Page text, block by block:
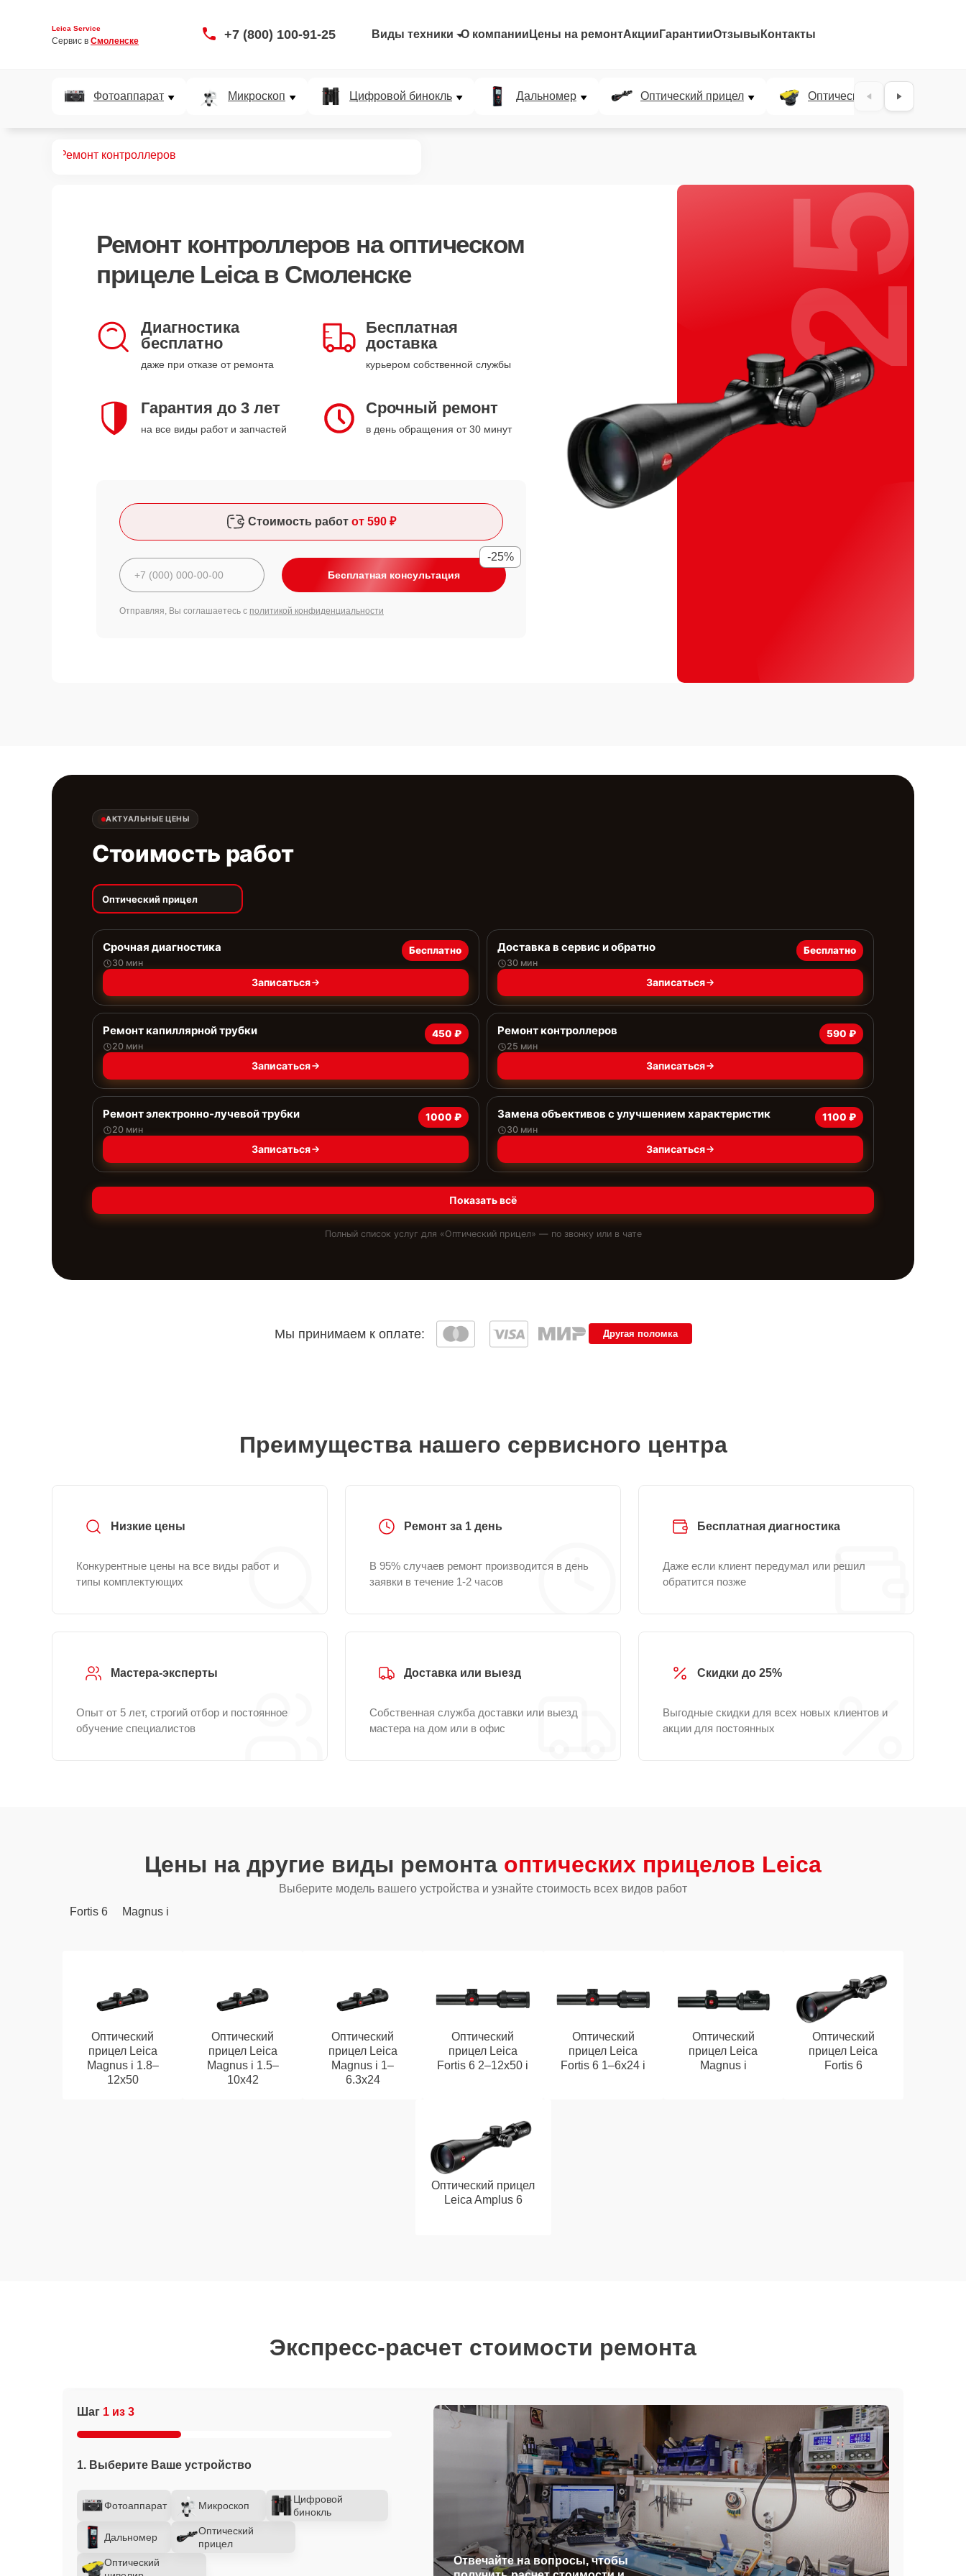
Leica Service
Сервис в Смоленске +7 (800) 100-91-25 Виды техники О компании Цены на ремонтАкции ГарантииОтзывы Контакты
Фотоаппарат Микроскоп Цифровой бинокль Дальномер Оптический прицел Оптический нивелир
Ремонт контроллеров
Ремонт контроллеровна оптическом
прицеле Leica в Смоленске
Диагностика
бесплатно
даже при отказе от ремонта
Бесплатная
доставка
курьером собственной службы
Гарантия до 3 лет
на все виды работ и запчастей
Срочный ремонт
в день обращения от 30 минут
Стоимость работ от 590 ₽
Бесплатная консультация
-25%
Отправляя, Вы соглашаетесь с политикой конфиденциальности
25%
АКТУАЛЬНЫЕ ЦЕНЫ
Стоимость работ
Оптический прицел
Срочная диагностика
30 мин
Бесплатно
Записаться
Доставка в сервис и обратно
30 мин
Бесплатно
Записаться
Ремонт капиллярной трубки
20 мин
450 ₽
Записаться
Ремонт контроллеров
25 мин
590 ₽
Записаться
Ремонт электронно-лучевой трубки
20 мин
1000 ₽
Записаться
Замена объективов с улучшением характеристик
30 мин
1100 ₽
Записаться
Показать всё
Полный список услуг для «Оптический прицел» — по звонку или в чате
Мы принимаем к оплате: Другая поломка
Преимущества нашего сервисного центра
Низкие цены
Конкурентные цены на все виды работ и
типы комплектующих
Ремонт за 1 день
В 95% случаев ремонт производится в день
заявки в течение 1-2 часов
Бесплатная диагностика
Даже если клиент передумал или решил
обратится позже
Мастера-эксперты
Опыт от 5 лет, строгий отбор и постоянное
обучение специалистов
Доставка или выезд
Собственная служба доставки или выезд
мастера на дом или в офис
Скидки до 25%
Выгодные скидки для всех новых клиентов и
акции для постоянных
Цены на другие виды ремонта оптических прицелов Leica
Выберите модель вашего устройства и узнайте стоимость всех видов работ
Fortis 6
Magnus i
Оптический
прицел Leica
Magnus i 1.8–
12x50
Оптический
прицел Leica
Magnus i 1.5–
10x42
Оптический
прицел Leica
Magnus i 1–
6.3x24
Оптический
прицел Leica
Fortis 6 2–12x50 i
Оптический
прицел Leica
Fortis 6 1–6x24 i
Оптический
прицел Leica
Magnus i
Оптический
прицел Leica
Fortis 6
Оптический прицел
Leica Amplus 6
Экспресс-расчет стоимости ремонта
Шаг 1 из 3
1. Выберите Ваше устройство
Фотоаппарат Микроскоп
Цифровой
бинокль
Дальномер
Оптический
прицел
Оптический
Отвечайте на вопросы, чтобы